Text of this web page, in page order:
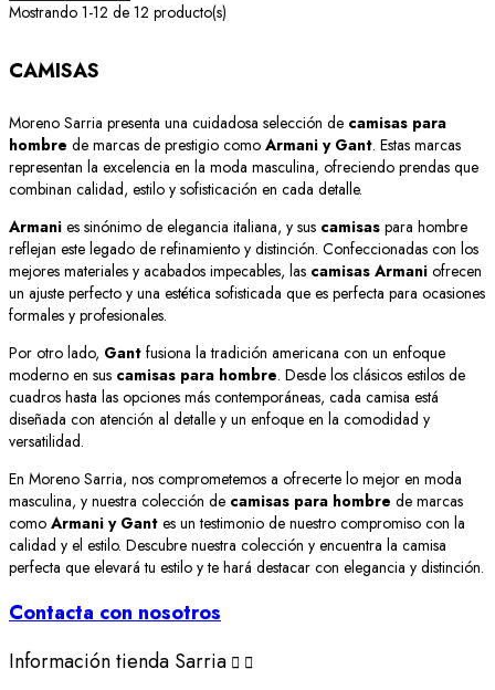
Mostrando 1-12 de 12 producto(s)
CAMISAS
Moreno Sarria presenta una cuidadosa selección de camisas para
hombre de marcas de prestigio como Armani y Gant. Estas marcas
representan la excelencia en la moda masculina, ofreciendo prendas que
combinan calidad, estilo y sofisticación en cada detalle.
Armani es sinónimo de elegancia italiana, y sus camisas para hombre
reflejan este legado de refinamiento y distinción. Confeccionadas con los
mejores materiales y acabados impecables, las camisas Armani ofrecen
un ajuste perfecto y una estética sofisticada que es perfecta para ocasiones
formales y profesionales.
Por otro lado, Gant fusiona la tradición americana con un enfoque
moderno en sus camisas para hombre. Desde los clásicos estilos de
cuadros hasta las opciones más contemporáneas, cada camisa está
diseñada con atención al detalle y un enfoque en la comodidad y
versatilidad.
En Moreno Sarria, nos comprometemos a ofrecerte lo mejor en moda
masculina, y nuestra colección de camisas para hombre de marcas
como Armani y Gant es un testimonio de nuestro compromiso con la
calidad y el estilo. Descubre nuestra colección y encuentra la camisa
perfecta que elevará tu estilo y te hará destacar con elegancia y distinción.
Contacta con nosotros
Información tienda Sarria  